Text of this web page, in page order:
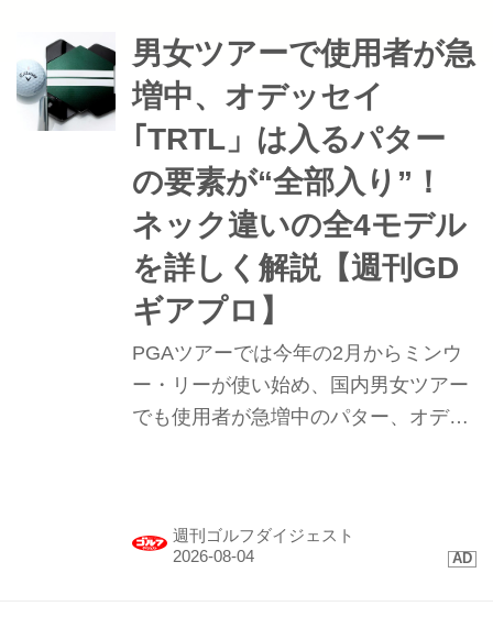
男女ツアーで使用者が急
増中、オデッセイ
｢TRTL」は入るパター
の要素が“全部入り”！
ネック違いの全4モデル
を詳しく解説【週刊GD
ギアプロ】
PGAツアーでは今年の2月からミンウ
ー・リーが使い始め、国内男女ツアー
でも使用者が急増中のパター、オデッ
た。 週刊ゴルフダイジェスト